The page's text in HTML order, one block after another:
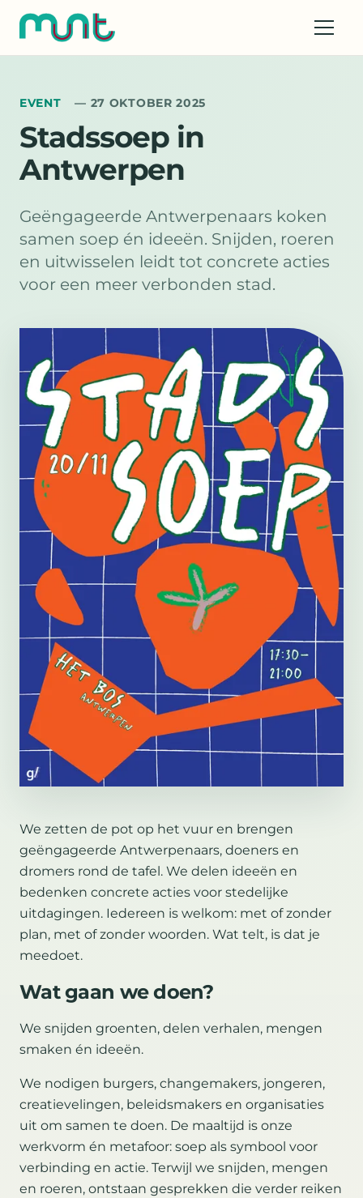
EVENT — 27 OKTOBER 2025
Stadssoep in
Antwerpen
Geëngageerde Antwerpenaars koken
samen soep én ideeën. Snijden, roeren
en uitwisselen leidt tot concrete acties
voor een meer verbonden stad.
We zetten de pot op het vuur en brengen
geëngageerde Antwerpenaars, doeners en
dromers rond de tafel. We delen ideeën en
bedenken concrete acties voor stedelijke
uitdagingen. Iedereen is welkom: met of zonder
plan, met of zonder woorden. Wat telt, is dat je
meedoet.
Wat gaan we doen?
We snijden groenten, delen verhalen, mengen
smaken én ideeën.
We nodigen burgers, changemakers, jongeren,
creatievelingen, beleidsmakers en organisaties
uit om samen te doen. De maaltijd is onze
werkvorm én metafoor: soep als symbool voor
verbinding en actie. Terwijl we snijden, mengen
en roeren, ontstaan gesprekken die verder reiken